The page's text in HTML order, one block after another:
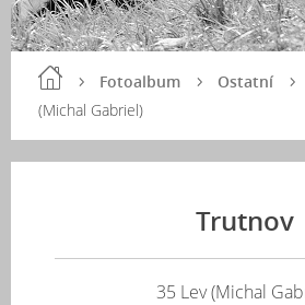
Fotoalbum Ostatní
(Michal Gabriel)
Trutnov
35 Lev (Michal